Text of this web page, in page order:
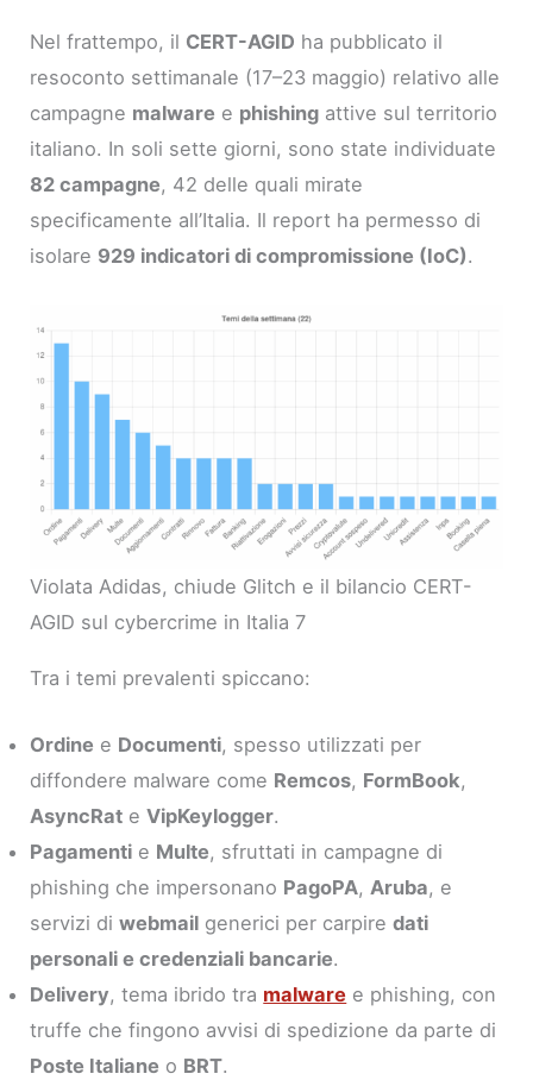
Nel frattempo, il CERT-AGID ha pubblicato il
resoconto settimanale (17–23 maggio) relativo alle
campagne malware e phishing attive sul territorio
italiano. In soli sette giorni, sono state individuate
82 campagne, 42 delle quali mirate
specificamente all’Italia. Il report ha permesso di
isolare 929 indicatori di compromissione (IoC).
Violata Adidas, chiude Glitch e il bilancio CERT-
AGID sul cybercrime in Italia 7
Tra i temi prevalenti spiccano:
Ordine e Documenti, spesso utilizzati per
diffondere malware come Remcos, FormBook,
AsyncRat eVipKeylogger.
Pagamenti e Multe, sfruttati in campagne di
phishing che impersonano PagoPA,Aruba, e
servizi diwebmail generici per carpiredati
personali e credenziali bancarie.
Delivery, tema ibrido tra malware e phishing, con
truffe che fingono avvisi di spedizione da parte di
Poste Italiane o BRT.